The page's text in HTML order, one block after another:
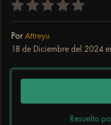
Por Attreyu
18 de Diciembre del 2024
Resuelto